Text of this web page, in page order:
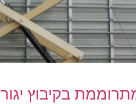
בקיבוץ יגור